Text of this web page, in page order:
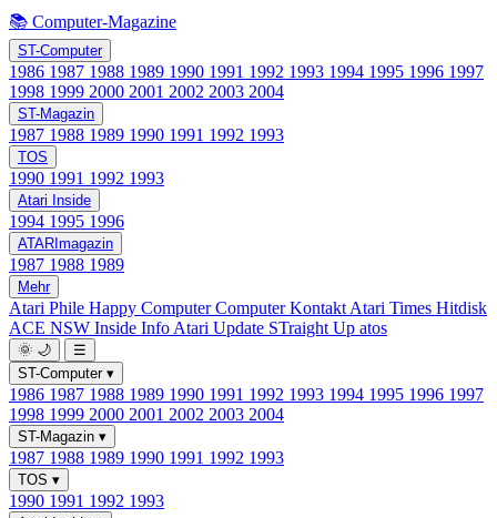
📚 Computer-Magazine
ST-Computer
1986 1987 1988 1989 1990 1991 1992 1993 1994 1995 1996 1997
1998 1999 2000 2001 2002 2003 2004
ST-Magazin
1987 1988 1989 1990 1991 1992 1993
TOS
1990 1991 1992 1993
Atari Inside
1994 1995 1996
ATARImagazin
1987 1988 1989
Mehr
Atari Phile Happy ComputerComputer Kontakt Atari Times Hitdisk
ACE NSW Inside Info Atari Update STraight Up atos
🌞 🌙
☰
ST-Computer ▾
1986 1987 1988 1989 1990 1991 1992 1993 1994 1995 1996 1997
1998 1999 2000 2001 2002 2003 2004
ST-Magazin ▾
1987 1988 1989 1990 1991 1992 1993
TOS ▾
1990 1991 1992 1993